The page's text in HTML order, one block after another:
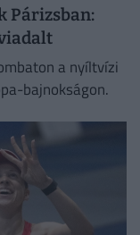
Párizsban:
a nyíltvízi
bajnokságon.